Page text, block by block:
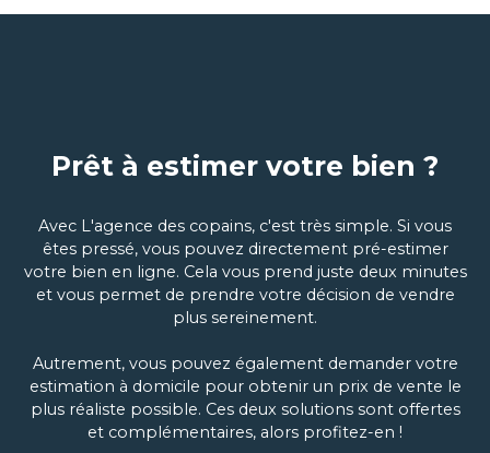
Prêt à estimer votre bien ?
Avec L'agence des copains, c'est très simple. Si vous
êtes pressé, vous pouvez directement pré-estimer
votre bien en ligne. Cela vous prend juste deux minutes
et vous permet de prendre votre décision de vendre
plus sereinement.
Autrement, vous pouvez également demander votre
estimation à domicile pour obtenir un prix de vente le
plus réaliste possible. Ces deux solutions sont offertes
et complémentaires, alors profitez-en !